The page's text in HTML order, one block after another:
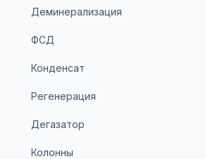
Деминерализация
ФСД
Конденсат
Регенерация
Дегазатор
Колонны